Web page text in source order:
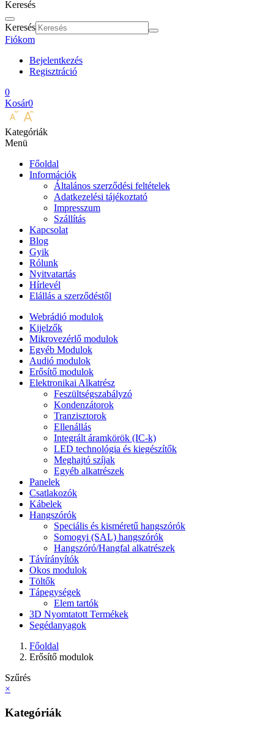
Keresés
Keresés
Fiókom
Bejelentkezés
Regisztráció
0
Kosár0
Kategóriák
Menü
Főoldal
Információk
Általános szerződési feltételek
Adatkezelési tájékoztató
Impresszum
Szállítás
Kapcsolat
Blog
Gyik
Rólunk
Nyitvatartás
Hírlevél
Elállás a szerződéstől
Webrádió modulok
Kijelzők
Mikrovezérlő modulok
Egyéb Modulok
Audió modulok
Erősítő modulok
Elektronikai Alkatrész
Feszültségszabályzó
Kondenzátorok
Tranzisztorok
Ellenállás
Integrált áramkörök (IC-k)
LED technológia és kiegészítők
Meghajtó szíjak
Egyéb alkatrészek
Panelek
Csatlakozók
Kábelek
Hangszórók
Speciális és kisméretű hangszórók
Somogyi (SAL) hangszórók
Hangszóró/Hangfal alkatrészek
Távírányítók
Okos modulok
Töltők
Tápegységek
Elem tartók
3D Nyomtatott Termékek
Segédanyagok
Főoldal
Erősítő modulok
Szűrés
×
Kategóriák